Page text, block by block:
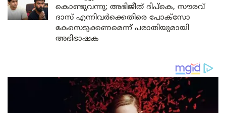
കൊണ്ടുവന്നു; അഭിജീത് ദിപ്കെ, സൗരവ്
ദാസ് എന്നിവർക്കെതിരെ പോക്സോ
കേസെടുക്കണമെന്ന് പരാതിയുമായി
അഭിഭാഷക